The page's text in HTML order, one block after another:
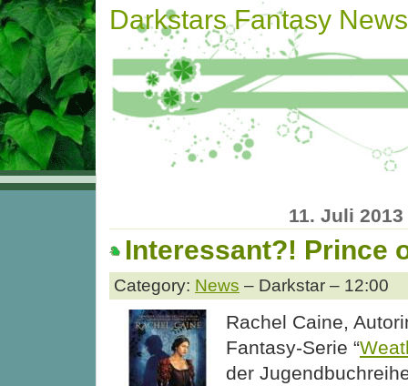
Darkstars Fantasy News
11. Juli 2013
Interessant?! Prince
Category: News – Darkstar – 12:00
Rachel Caine,
Fantasy-Serie “
der